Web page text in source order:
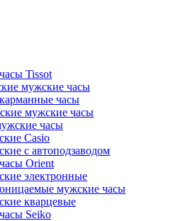
Tissot
мужские часы
часы
мужские часы
часы
Casio
с автоподзаводом
Orient
электронные
мужские часы
кварцевые
Seiko